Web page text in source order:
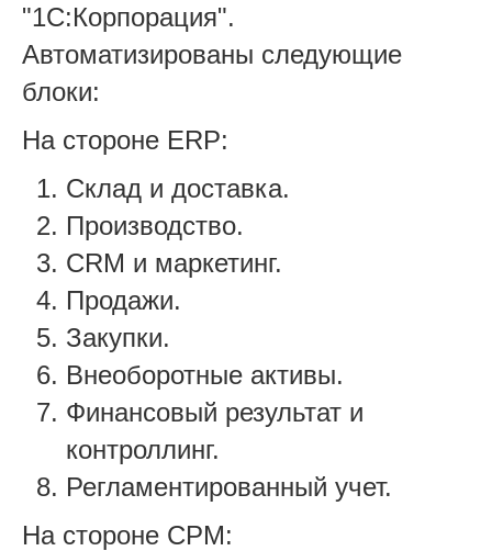
"1С:Корпорация".
Автоматизированы следующие
блоки:
На стороне ERP:
Склад и доставка.
Производство.
CRM и маркетинг.
Продажи.
Закупки.
Внеоборотные активы.
Финансовый результат и
контроллинг.
Регламентированный учет.
На стороне CPM: